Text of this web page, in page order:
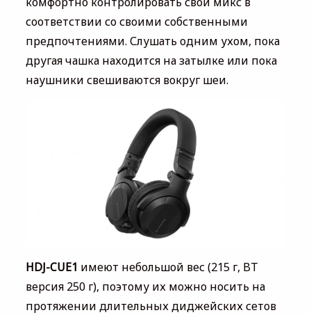
соответствии со своими собственными
предпочтениями. Слушать одним ухом, пока
другая чашка находится на затылке или пока
наушники свешиваются вокруг шеи.
HDJ-CUE1 имеют небольшой вес (215 г, BT
версия 250 г), поэтому их можно носить на
протяжении длительных диджейских сетов